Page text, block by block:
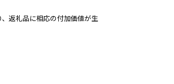
返礼品に相応の付加価値が生